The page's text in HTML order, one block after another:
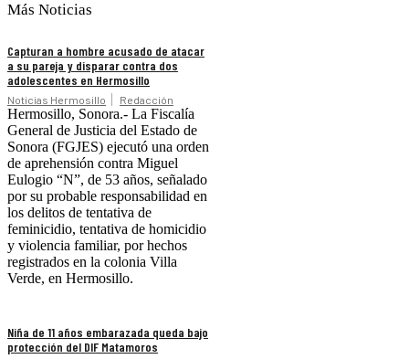
Más Noticias
Capturan a hombre acusado de atacar
a su pareja y disparar contra dos
adolescentes en Hermosillo
Noticias Hermosillo Redacción
Hermosillo, Sonora.- La Fiscalía
General de Justicia del Estado de
Sonora (FGJES) ejecutó una orden
de aprehensión contra Miguel
Eulogio “N”, de 53 años, señalado
por su probable responsabilidad en
los delitos de tentativa de
feminicidio, tentativa de homicidio
y violencia familiar, por hechos
registrados en la colonia Villa
Verde, en Hermosillo.
Niña de 11 años embarazada queda bajo
protección del DIF Matamoros